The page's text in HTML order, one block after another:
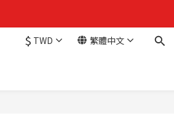
$ TWD 繁體中文